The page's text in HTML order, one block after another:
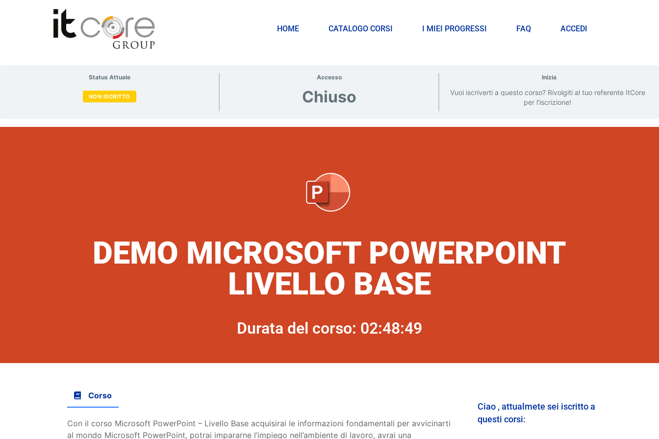
HOME CATALOGO CORSI I MIEI PROGRESSI FAQ ACCEDI
Status Attuale
NON ISCRITTO
Accesso
Chiuso
Inizia
Vuoi iscriverti a questo corso? Rivolgiti al tuo referente ItCore
per l'iscrizione!
DEMO MICROSOFT POWERPOINT
LIVELLO BASE
Durata del corso: 02:48:49
Corso
Con il corso Microsoft PowerPoint – Livello Base acquisirai le informazioni fondamentali per avvicinarti
al mondo Microsoft PowerPoint, potrai impararne l’impiego nell’ambiente di lavoro, avrai una
Ciao , attualmete sei iscritto a
questi corsi: